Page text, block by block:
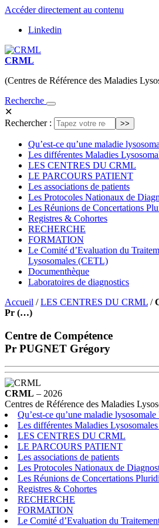
Accéder directement au contenu
Linkedin
CRML
(Centres de Référence des Maladies
Recherche
✕
Rechercher :
Qu’est-ce qu’une maladie
Les différentes Maladies
LES CENTRES DU CRML
LE PARCOURS PATIENT
Les associations de patients
Les Protocoles Nationaux de
Les Réunions de Concertations
Registres & Cohortes
RECHERCHE
FORMATION
Le Comité d’Evaluation du
Lysosomales (CETL)
Documenthèque
Laboratoires de diagnostics
Accueil /LES CENTRES DU CRML /
Pr (…)
Centre de Compétence
Pr PUGNET Grégory
CRML – 2026
Centres de Référence des Maladies
Qu’est-ce qu’une maladie lysosomale
Les différentes Maladies
LES CENTRES DU CRML
LE PARCOURS PATIENT
Les associations de patients
Les Protocoles Nationaux de
Les Réunions de Concertations
Registres & Cohortes
RECHERCHE
FORMATION
Le Comité d’Evaluation du